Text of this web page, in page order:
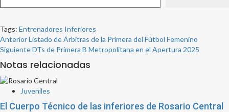
Tags: Entrenadores Inferiores
Post
navigation
AnteriorListado de Árbitras de la Primera del Fútbol Femenino
SiguienteDTs de Primera B Metropolitana en el Apertura 2025
Notas relacionadas
Juveniles
El Cuerpo Técnico de las inferiores de Rosario Central